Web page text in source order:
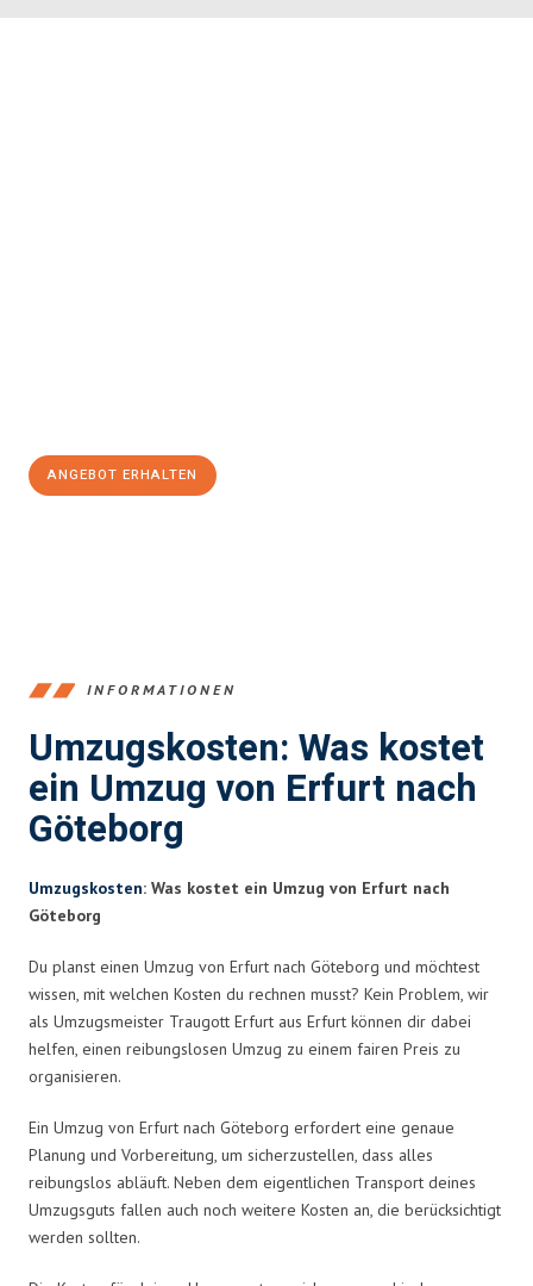
ANGEBOT ERHALTEN
INFORMATIONEN
Umzugskosten: Was kostet
ein Umzug von Erfurt nach
Göteborg
Umzugskosten: Was kostet ein Umzug von Erfurt nach
Göteborg
Du planst einen Umzug von Erfurt nach Göteborg und möchtest
wissen, mit welchen Kosten du rechnen musst? Kein Problem, wir
als Umzugsmeister Traugott Erfurt aus Erfurt können dir dabei
helfen, einen reibungslosen Umzug zu einem fairen Preis zu
organisieren.
Ein Umzug von Erfurt nach Göteborg erfordert eine genaue
Planung und Vorbereitung, um sicherzustellen, dass alles
reibungslos abläuft. Neben dem eigentlichen Transport deines
Umzugsguts fallen auch noch weitere Kosten an, die berücksichtigt
werden sollten.